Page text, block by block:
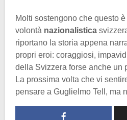
Molti sostengono che questo
volontà nazionalistica
riportano la storia appena
propri eroi: coraggiosi,
della Svizzera forse anche un
La prossima volta che vi
pensare a Guglielmo Tell, ma